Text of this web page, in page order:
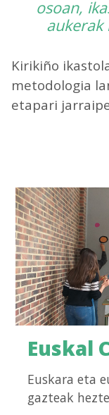
osoan,
aukerak
Kirikiño
metodologia
etapari
Euskal
Euskara eta
gazteak